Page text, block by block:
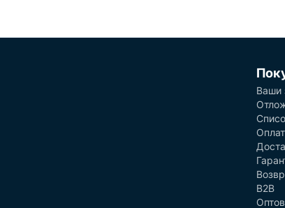
Ваши
B2B